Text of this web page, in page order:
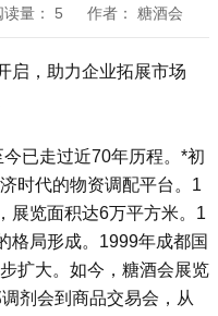
读量： 5 作者： 糖酒会
启，助力企业拓展市场
已走过近70年历程。*初
时代的物资调配平台。1
展览面积达6万平方米。1
格局形成。1999年成都国
扩大。如今，糖酒会展览
剂会到商品交易会，从